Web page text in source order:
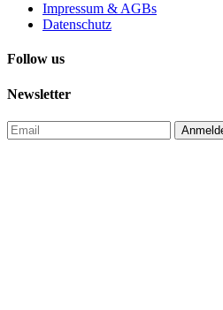
Impressum & AGBs
Datenschutz
Follow us
Newsletter